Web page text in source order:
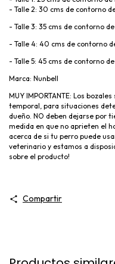
- Talle 2: 30 cms de contorno
- Talle 3: 35 cms de contorno
- Talle 4: 40 cms de contorno
- Talle 5: 45 cms de contorno
Marca: Nunbell
MUY IMPORTANTE: Los
temporal, para situaciones
dueño. NO deben dejarse por
medida en que no aprieten el
acerca de si tu perro puede
veterinario y estamos a
sobre el producto!
Compartir